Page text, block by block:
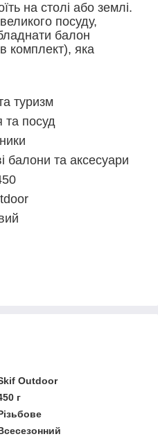
на столі або землі.
посуду,
балон
комплект), яка
туризм
та посуд
балони та аксесуари
Outdoor
г